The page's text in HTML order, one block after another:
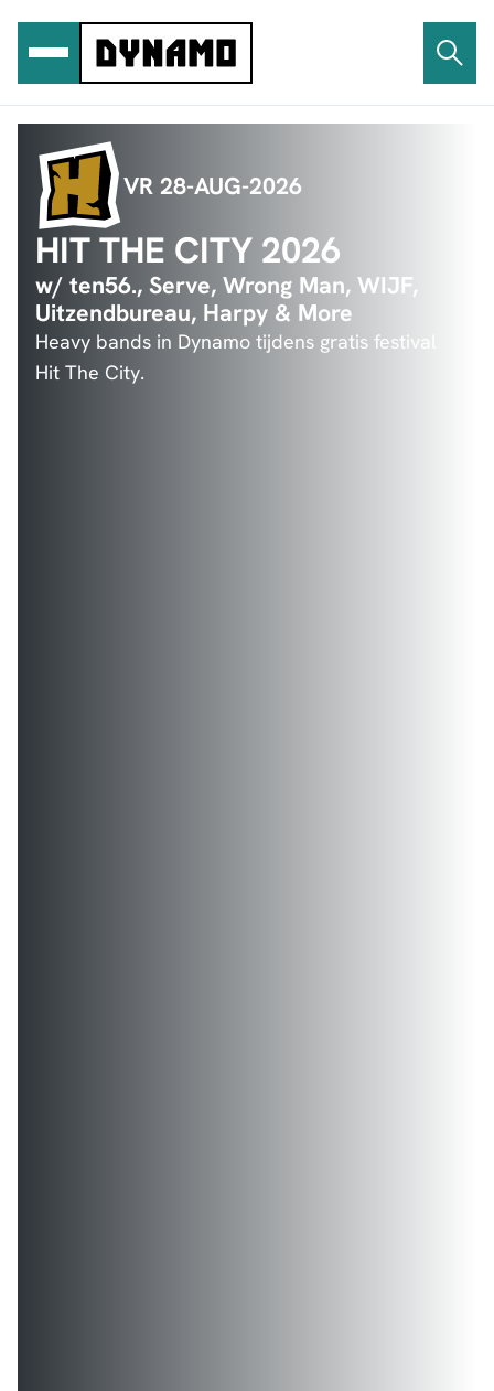
inhoud
VR 28-AUG-2026
HIT THE CITY 2026
w/ ten56., Serve, Wrong Man, WIJF,
Uitzendbureau, Harpy & More
Heavy bands in Dynamo tijdens gratis festival
Hit The City.